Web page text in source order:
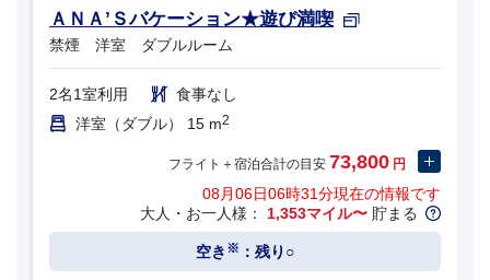
ＡＮＡ’Ｓバケーション★遊び満喫
禁煙 洋室 ダブルルーム
2名1室利用
食事なし
洋室（ダブル） 15 m2
フライト＋宿泊合計の目安 73,800 円
08月06日06時31分現在の情報です
大人・お一人様： 1,353マイル〜 貯まる
空き ※ ：残り○